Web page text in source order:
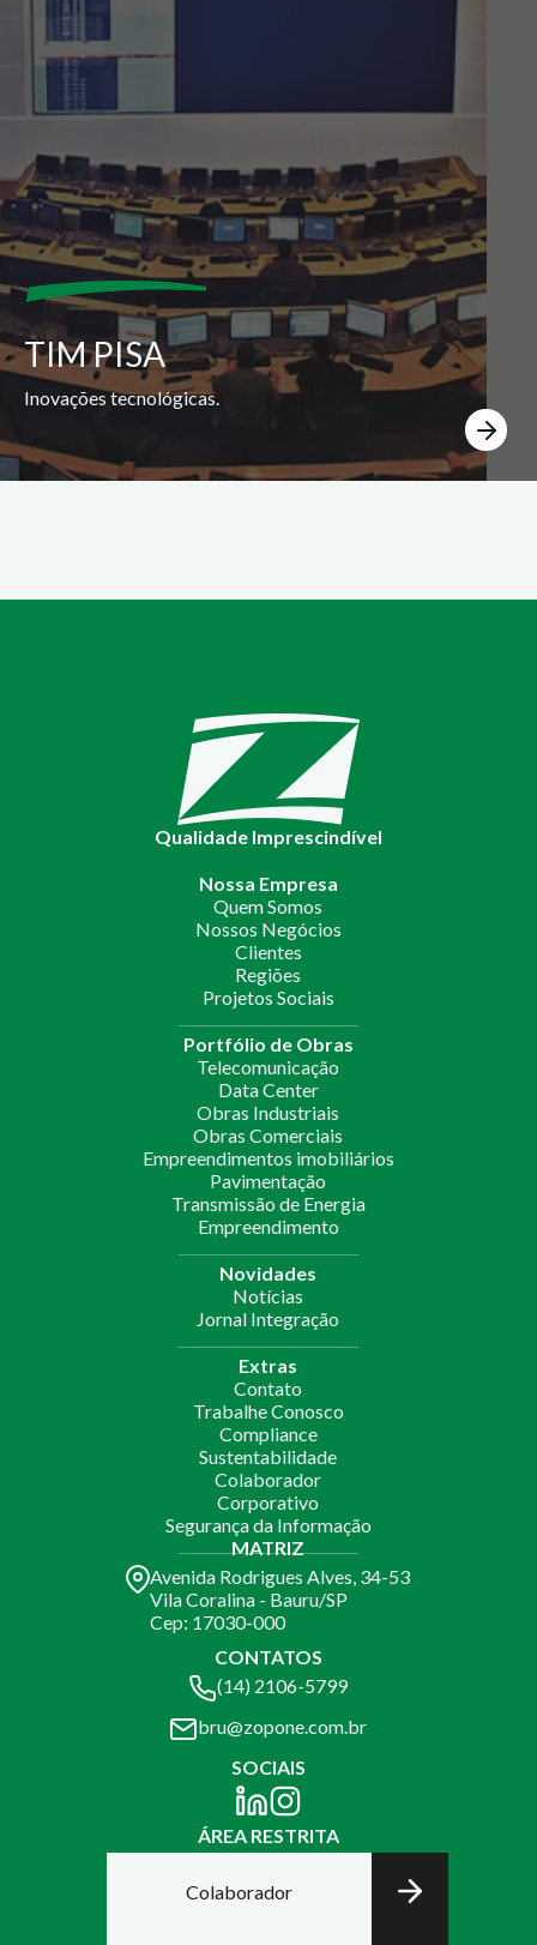
TIM PISA
Inovações tecnológicas.
Qualidade Imprescindível
Nossa Empresa
Quem Somos
Nossos Negócios
Clientes
Regiões
Projetos Sociais
Portfólio de Obras
Telecomunicação
Data Center
Obras Industriais
Obras Comerciais
Empreendimentos imobiliários
Pavimentação
Transmissão de Energia
Empreendimento
Novidades
Notícias
Jornal Integração
Extras
Contato
Trabalhe Conosco
Compliance
Sustentabilidade
Colaborador
Corporativo
Segurança da Informação
MATRIZ
Avenida Rodrigues Alves, 34-53
Vila Coralina - Bauru/SP
Cep: 17030-000
CONTATOS
(14) 2106-5799
bru@zopone.com.br
SOCIAIS
ÁREA RESTRITA
Colaborador